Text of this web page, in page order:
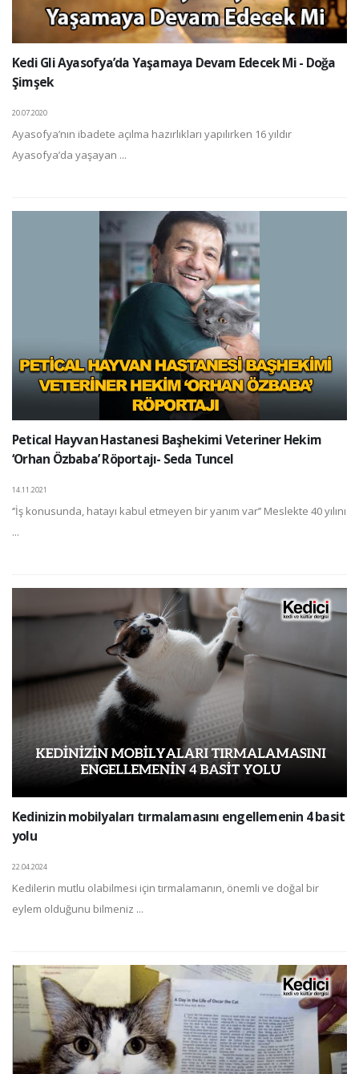
Kedi Gli Ayasofya’da Yaşamaya Devam Edecek Mi - Doğa
Şimşek
20.07.2020
Ayasofya’nın ibadete açılma hazırlıkları yapılırken 16 yıldır
Ayasofya’da yaşayan ...
Petical Hayvan Hastanesi Başhekimi Veteriner Hekim
‘Orhan Özbaba’ Röportajı- Seda Tuncel
14.11.2021
‘’İş konusunda, hatayı kabul etmeyen bir yanım var’’ Meslekte 40 yılını
...
Kedinizin mobilyaları tırmalamasını engellemenin 4 basit
yolu
22.04.2024
Kedilerin mutlu olabilmesi için tırmalamanın, önemli ve doğal bir
eylem olduğunu bilmeniz ...